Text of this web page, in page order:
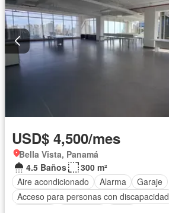
USD$ 4,500/mes
Bella Vista, Panamá
4.5 Baños
300 m²
Aire acondicionado
Alarma
Garaje
Acceso para personas con discapacidad